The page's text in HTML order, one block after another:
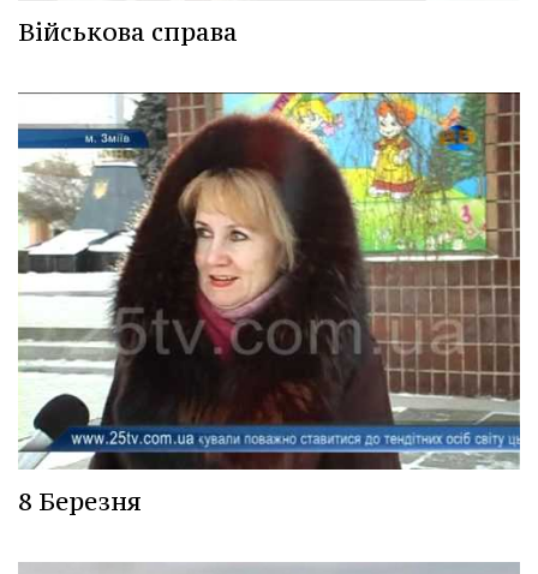
Військова справа
8 Березня